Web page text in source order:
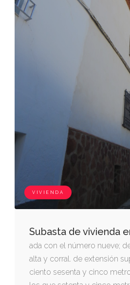
VIVIENDA
Subasta de vivienda
ada con el número nueve;
alta y corral. de extensión
ciento sesenta y cinco